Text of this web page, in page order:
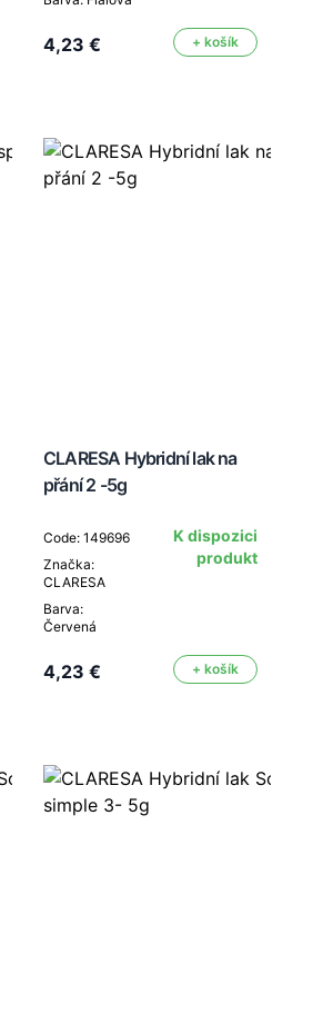
4,23 € + košík
CLARESA Hybridní lak na
přání 2 -5g
Code: 149696
Značka:
CLARESA
Barva:
Červená
K dispozici
produkt
4,23 € + košík